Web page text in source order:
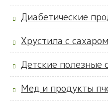
Диабетические
Хрустила с
Детские полезные
Мед и продукты